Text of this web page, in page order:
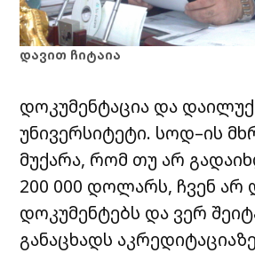
დავით ჩიტაია
დოკუმენტაცია და
უნივერსიტეტი. სოდ–ის
მუქარა, რომ თუ არ
200 000 დოლარს, ჩვენ არ
დოკუმენტებს და ვერ
განაცხადს